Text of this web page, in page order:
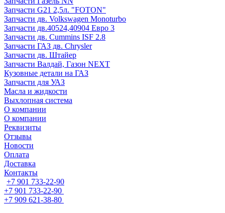
Запчасти G21 2,5л. "FOTON"
Запчасти дв. Volkswagen Monoturbo
Запчасти дв.40524,40904 Евро 3
Запчасти дв. Cummins ISF 2.8
Запчасти ГАЗ дв. Chrysler
Запчасти дв. Штайер
Запчасти Валдай, Газон NEXT
Кузовные детали на ГАЗ
Запчасти для УАЗ
Масла и жидкости
Выхлопная система
О компании
О компании
Реквизиты
Отзывы
Новости
Оплата
Доставка
Контакты
+7 901 733-22-90
+7 901 733-22-90
+7 909 621-38-80